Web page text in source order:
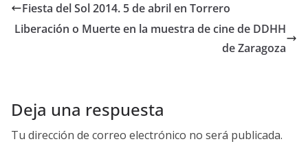
Fiesta del Sol 2014. 5 de abril en Torrero
Liberación o Muerte en la muestra de cine de DDHH
de Zaragoza
Deja una respuesta
Tu dirección de correo electrónico no será publicada.